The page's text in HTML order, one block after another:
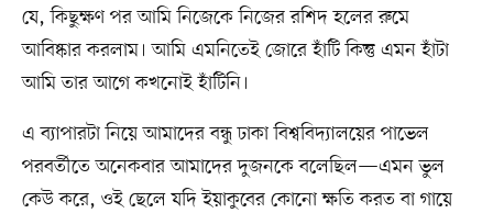
যে, কিছুক্ষণ পর আমি নিজেকে নিজের রশিদ হলের রুমে
আবিষ্কার করলাম। আমি এমনিতেই জোরে হাঁটি কিন্তু এমন হাঁটা
আমি তার আগে কখনোই হাঁটিনি।
এ ব্যাপারটা নিয়ে আমাদের বন্ধু ঢাকা বিশ্ববিদ্যালয়ের পাভেল
পরবর্তীতে অনেকবার আমাদের দুজনকে বলেছিল—এমন ভুল
কেউ করে, ওই ছেলে যদি ইয়াকুবের কোনো ক্ষতি করত বা গায়ে